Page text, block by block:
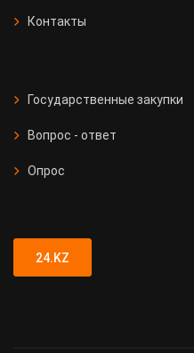
Контакты
Государственные закупки
Вопрос - ответ
Опрос
24.KZ